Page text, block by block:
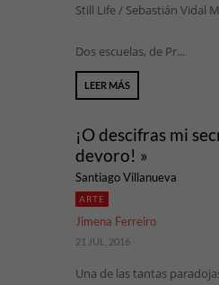
Still Life / Sebastián Vidal
Dos escuelas, de Pr...
LEER MÁS
¡O descifras mi
devoro! »
Santiago Villanueva
ARTE
Jimena Ferreiro
21 JUL, 2016
Una de las tantas